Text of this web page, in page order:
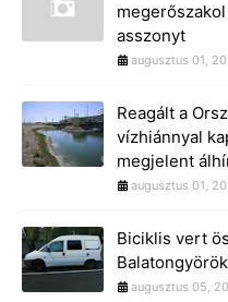
asszonyt
augusztus 01,
Reagált a
vízhiánnyal
megjelent
augusztus 01,
Biciklis vert
augusztus 05,